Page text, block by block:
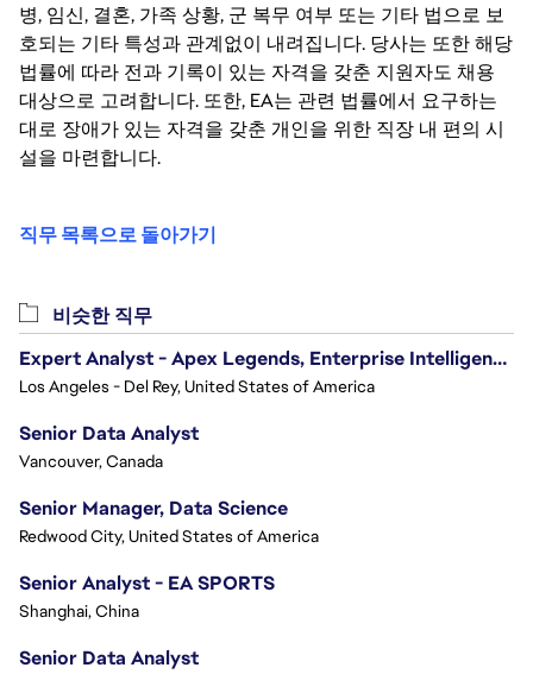
병, 임신, 결혼, 가족 상황, 군 복무 여부 또는 기타 법으로 보
호되는 기타 특성과 관계없이 내려집니다. 당사는 또한 해당
법률에 따라 전과 기록이 있는 자격을 갖춘 지원자도 채용
대상으로 고려합니다. 또한, EA는 관련 법률에서 요구하는
대로 장애가 있는 자격을 갖춘 개인을 위한 직장 내 편의 시
설을 마련합니다.
직무 목록으로 돌아가기
비슷한 직무
Expert Analyst - Apex Legends, Enterprise Intelligence (EI)
Los Angeles - Del Rey, United States of America
Senior Data Analyst
Vancouver, Canada
Senior Manager, Data Science
Redwood City, United States of America
Senior Analyst - EA SPORTS
Shanghai, China
Senior Data Analyst